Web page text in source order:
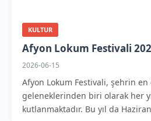
KULTUR
Afyon Lokum Festivali
2026-06-15
Afyon Lokum Festivali, şehrin en
geleneklerinden biri olarak her
kutlanmaktadır. Bu yıl da